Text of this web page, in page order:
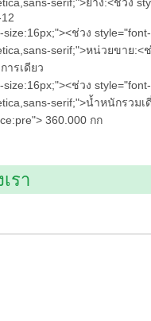
serif;">ยาง:<ช่วง
ช่วง style="font-
serif;">หน่วยขาย:<
ารเดียว
ช่วง style="font-
serif;">น้ำหนักรวมเ
360.000 กก
รา